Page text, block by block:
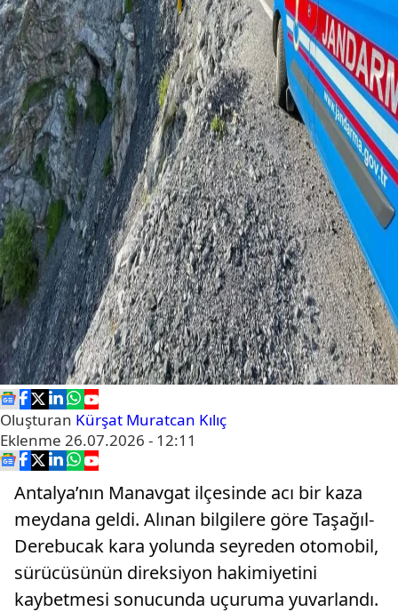
Oluşturan Kürşat Muratcan Kılıç
Eklenme 26.07.2026 - 12:11
Antalya’nın Manavgat ilçesinde acı bir kaza
meydana geldi. Alınan bilgilere göre Taşağıl-
Derebucak kara yolunda seyreden otomobil,
sürücüsünün direksiyon hakimiyetini
kaybetmesi sonucunda uçuruma yuvarlandı.